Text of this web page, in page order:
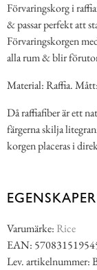
Förvaringskorg i
& passar perfekt att
Förvaringskorgen
alla rum & blir
Material: Raffia.
Då raffiafiber är ett
färgerna skilja
korgen placeras i
EGENSKAPER
Varumärke: Rice
EAN:
Lev. artikelnummer: